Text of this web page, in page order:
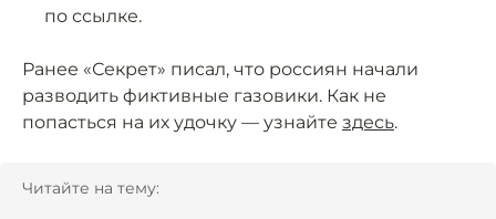
по ссылке.
Ранее «Секрет» писал, что россиян начали
разводить фиктивные газовики. Как не
попасться на их удочку — узнайте здесь.
Читайте на тему: